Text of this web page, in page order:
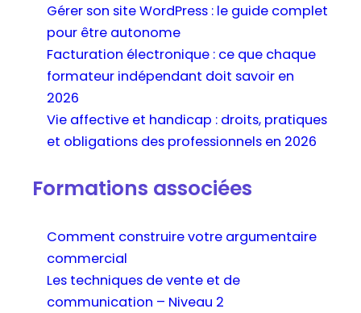
Gérer son site WordPress : le guide complet
pour être autonome
Facturation électronique : ce que chaque
formateur indépendant doit savoir en
2026
Vie affective et handicap : droits, pratiques
et obligations des professionnels en 2026
Formations associées
Comment construire votre argumentaire
commercial
Les techniques de vente et de
communication – Niveau 2